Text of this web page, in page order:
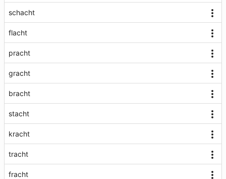
schacht
flacht
pracht
gracht
bracht
stacht
kracht
tracht
fracht